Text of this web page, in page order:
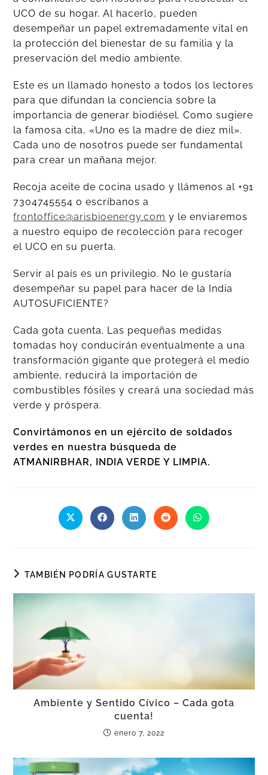
UCO de su hogar. Al hacerlo, pueden
desempeñar un papel extremadamente vital en
la protección del bienestar de su familia y la
preservación del medio ambiente.
Este es un llamado honesto a todos los lectores
para que difundan la conciencia sobre la
importancia de generar biodiésel. Como sugiere
la famosa cita, «Uno es la madre de diez mil».
Cada uno de nosotros puede ser fundamental
para crear un mañana mejor.
Recoja aceite de cocina usado y llámenos al +91
7304745554 o escríbanos a
frontoffice@arisbioenergy.com y le enviaremos
a nuestro equipo de recolección para recoger
el UCO en su puerta.
Servir al país es un privilegio. No le gustaría
desempeñar su papel para hacer de la India
AUTOSUFICIENTE?
Cada gota cuenta. Las pequeñas medidas
tomadas hoy conducirán eventualmente a una
transformación gigante que protegerá el medio
ambiente, reducirá la importación de
combustibles fósiles y creará una sociedad más
verde y próspera.
Convirtámonos en un ejército de soldados
verdes en nuestra búsqueda de
ATMANIRBHAR, INDIA VERDE Y LIMPIA.
TAMBIÉN PODRÍA GUSTARTE
Ambiente y Sentido Cívico – Cada gota
cuenta!
enero 7, 2022